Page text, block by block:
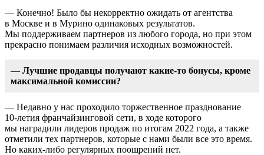
— Конечно! Было бы некорректно ожидать от агентства
в Москве и в Мурино одинаковых результатов.
Мы поддерживаем партнеров из любого города, но при этом
прекрасно понимаем различия исходных возможностей.
— Лучшие продавцы получают какие-то бонусы, кроме
максимальной комиссии?
— Недавно у нас проходило торжественное празднование
10-летия франчайзинговой сети, в ходе которого
мы наградили лидеров продаж по итогам 2022 года, а также
отметили тех партнеров, которые с нами были все это время.
Но каких-либо регулярных поощрений нет.